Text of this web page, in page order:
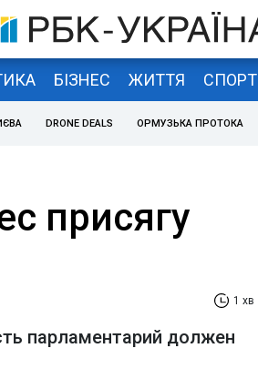
БІЗНЕС ЖИТТЯ СПОРТ
DRONE DEALS ОРМУЗЬКА ПРОТОКА
присягу
1 хв
парламентарий должен